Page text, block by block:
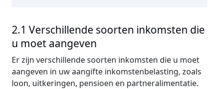
2.1 Verschillende soorten inkomsten die
u moet aangeven
Er zijn verschillende soorten inkomsten die u moet
aangeven in uw aangifte inkomstenbelasting, zoals
loon, uitkeringen, pensioen en partneralimentatie.